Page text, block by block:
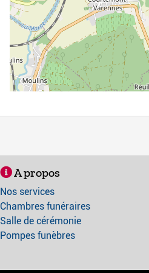
A propos
Nos services
Chambres funéraires
Salle de cérémonie
Pompes funèbres